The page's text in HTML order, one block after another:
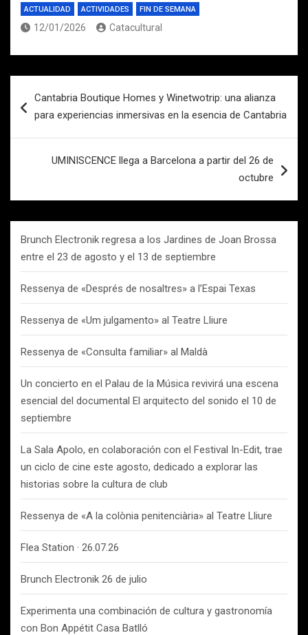
ACTUALIDAD ACTIVIDADES FIN DE SEMANA
12/01/2026 Catacultural
de
Cantabria Boutique Homes y Winetwotrip: una alianza
para experiencias inmersivas en la esencia de Cantabria
UMINISCENCE llega a Barcelona a partir del 26 de
octubre
Brunch Electronik regresa a los Jardines de Joan Brossa
entre el 23 de agosto y el 13 de septiembre
Ressenya de «Després de nosaltres» a l’Espai Texas
Ressenya de «Um julgamento» al Teatre Lliure
Ressenya de «Consulta familiar» al Maldà
Un concierto en el Palau de la Música revivirá una escena
esencial del documental El arquitecto del sonido el 10 de
septiembre
La Sala Apolo, en colaboración con el Festival In-Edit, trae
un ciclo de cine este agosto, dedicado a explorar las
historias sobre la cultura de club
Ressenya de «A la colònia penitenciària» al Teatre Lliure
Flea Station · 26.07.26
Brunch Electronik 26 de julio
Experimenta una combinación de cultura y gastronomía
con Bon Appétit Casa Batlló